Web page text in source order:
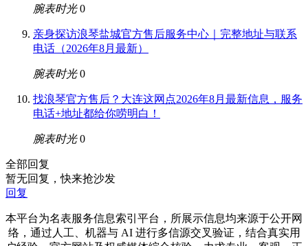
腕表时光 0
亲身探访浪琴盐城官方售后服务中心｜完整地址与联系
电话（2026年8月最新）
腕表时光 0
找浪琴官方售后？大连这网点2026年8月最新信息，服务
电话+地址都给你唠明白！
腕表时光 0
全部回复
暂无回复，快来抢沙发
回复
本平台为名表服务信息索引平台，所展示信息均来源于公开网
络，通过人工、机器与 AI 进行多信源交叉验证，结合真实用